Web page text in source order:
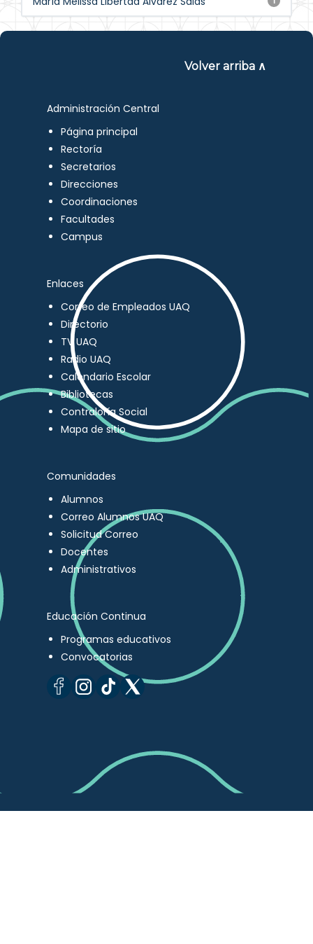
Volver arriba ∧
Administración Central
Página principal
Rectoría
Secretarios
Direcciones
Coordinaciones
Facultades
Campus
Enlaces
Correo de Empleados UAQ
Directorio
TV UAQ
Radio UAQ
Calendario Escolar
Bibliotecas
Contraloría Social
Mapa de sitio
Comunidades
Alumnos
Correo Alumnos UAQ
Solicitud Correo
Docentes
Administrativos
Educación Continua
Programas educativos
Convocatorias